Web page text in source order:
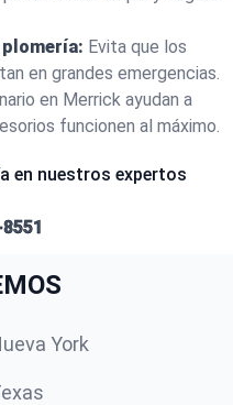
Evita que los
en grandes emergencias.
en Merrick ayudan a
funcionen al máximo.
en nuestros expertos
York